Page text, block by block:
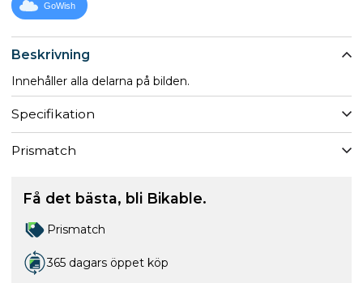
Beskrivning
Innehåller alla delarna på bilden.
Specifikation
Prismatch
GoWish
Få det bästa, bli Bikable.
Prismatch
365 dagars öppet köp